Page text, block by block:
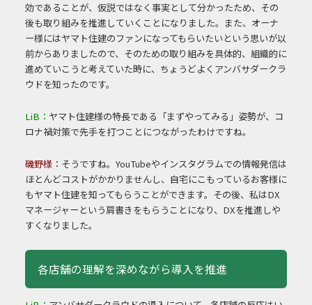
効であることが、仮説ではなく事実として分かったため、その
後も取り組みを推進していくことになりました。また、オーナ
ー様にはヤマト住建のファンになってもらいたいという思いが以
前からありましたので、そのための取り組みを具体的、組織的に
進めていこうと考えていた時に、ちょうどよくアンバサダークラ
ウドを知ったのです。
LiB： ヤマト住建様の特長である「まずやってみる」姿勢が、コ
ロナ禍対策で先手を打つことにつながったわけですね。
磯野様： そうですね。YouTubeやインスタグラムでの情報発信は
ほとんどコストがかかりませんし、自宅にこもっているお客様に
もヤマト住建を知ってもらうことができます。その後、私はDX
マネージャーという肩書きをもらうことになり、DXを推進しや
すくなりました。
各店舗の理解を深めながら導入を推進